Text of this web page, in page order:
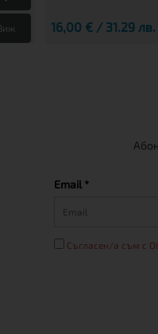
16,00 € / 31.29 лв.
Email *
Съгласен/а съм с